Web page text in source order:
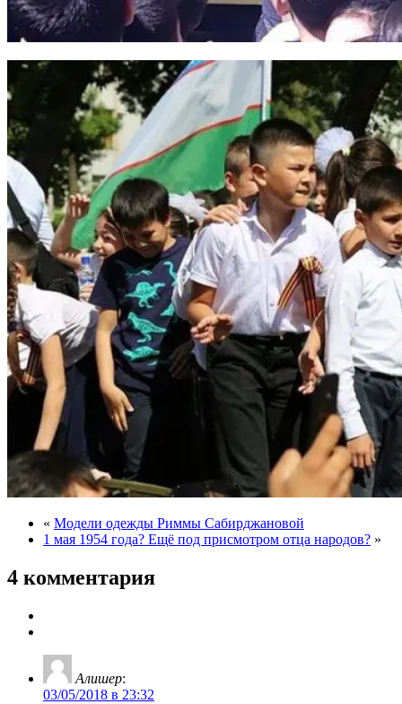
« Модели одежды Риммы Сабирджановой
1 мая 1954 года? Ещё под присмотром отца народов? »
4 комментария
Алишер:
03/05/2018 в 23:32